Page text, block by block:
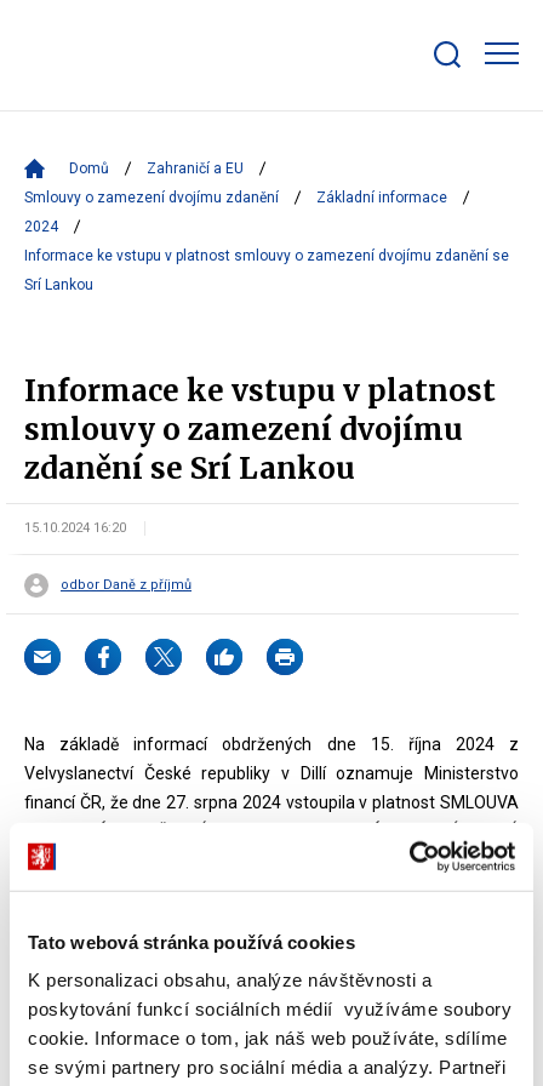
Tato webová stránka používá cookies
K personalizaci obsahu, analýze návštěvnosti a
poskytování funkcí sociálních médií využíváme soubory
cookie. Informace o tom, jak náš web používáte, sdílíme
se svými partnery pro sociální média a analýzy. Partneři
bar
Domů
Zahraničí a EU
Smlouvy o zamezení dvojímu zdanění
Základní informace
2024
Informace ke vstupu v platnost smlouvy o zamezení dvojímu zdanění se
Srí Lankou
Informace ke vstupu v platnost
smlouvy o zamezení dvojímu
zdanění se Srí Lankou
15.10.2024 16:20
odbor Daně z příjmů
Na základě informací obdržených dne 15. října 2024 z
Velvyslanectví České republiky v Dillí oznamuje Ministerstvo
financí ČR, že dne 27. srpna 2024 vstoupila v platnost SMLOUVA
DEMOKRATICKÉ SOCIALISTICKÉ REPUBLIKY O ZAMEZENÍ
DVOJÍMU ZDANĚNÍ V OBORU DANÍ Z PŘÍJMU A O ZABRÁNĚNÍ
byla podepsána v Kolombu dne 3. února 2023. Ustanovení této
smlouvy se budou provádět následovně:
pokud jde o daně vybírané srážkou u zdroje, na příjmy
vyplácené nebo připisované k 1. lednu 2025 nebo později;